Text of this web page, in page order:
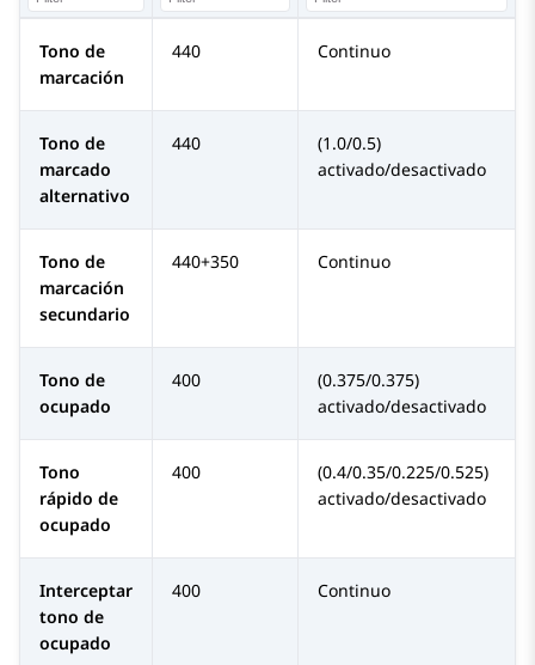
Tono de
marcación
440 Continuo
Tono de
marcado
alternativo
440
(1.0/0.5)
activado/desactivado
Tono de
marcación
secundario
440+350 Continuo
Tono de
ocupado
400
(0.375/0.375)
activado/desactivado
Tono
rápido de
ocupado
400
(0.4/0.35/0.225/0.525)
activado/desactivado
Interceptar
tono de
ocupado
400 Continuo